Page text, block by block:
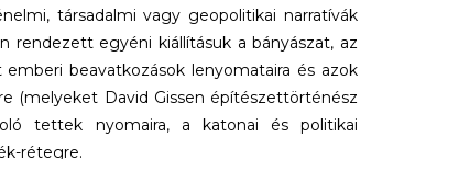
társadalmi vagy geopolitikai narratívák
rendezett egyéni kiállításuk a bányászat, az
beavatkozások lenyomataira és azok
(melyeket David Gissen építészettörténész
tettek nyomaira, a katonai és politikai
rétegre.